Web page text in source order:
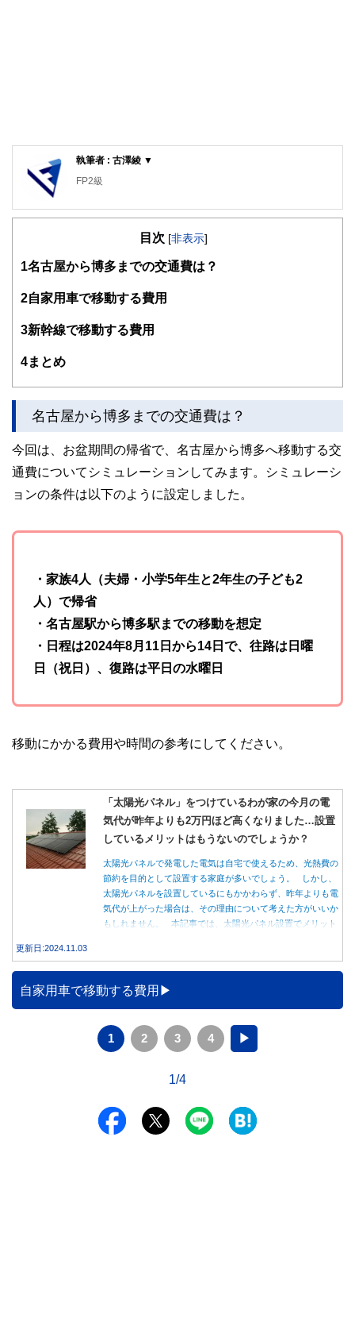
執筆者 : 古澤綾 ▼
FP2級
目次 [非表示]
1 名古屋から博多までの交通費は？
2自家用車で移動する費用
3新幹線で移動する費用
4まとめ
名古屋から博多までの交通費は？
今回は、お盆期間の帰省で、名古屋から博多へ移動する交
通費についてシミュレーションしてみます。シミュレーシ
ョンの条件は以下のように設定しました。
・家族4人（夫婦・小学5年生と2年生の子ども2
人）で帰省
・名古屋駅から博多駅までの移動を想定
・日程は2024年8月11日から14日で、往路は日曜
日（祝日）、復路は平日の水曜日
移動にかかる費用や時間の参考にしてください。
「太陽光パネル」をつけているわが家の今月の電
気代が昨年よりも2万円ほど高くなりました…設置
しているメリットはもうないのでしょうか？
太陽光パネルで発電した電気は自宅で使えるため、光熱費の
節約を目的として設置する家庭が多いでしょう。 しかし、
太陽光パネルを設置しているにもかかわらず、昨年よりも電
気代が上がった場合は、その理由について考えた方がいいか
もしれません。 本記事では、太陽光パネル設置でメリット
更新日:2024.11.03
自家用車で移動する費用
1 2 3 4 ▶
1/4